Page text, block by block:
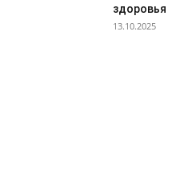
здоровья
13.10.2025